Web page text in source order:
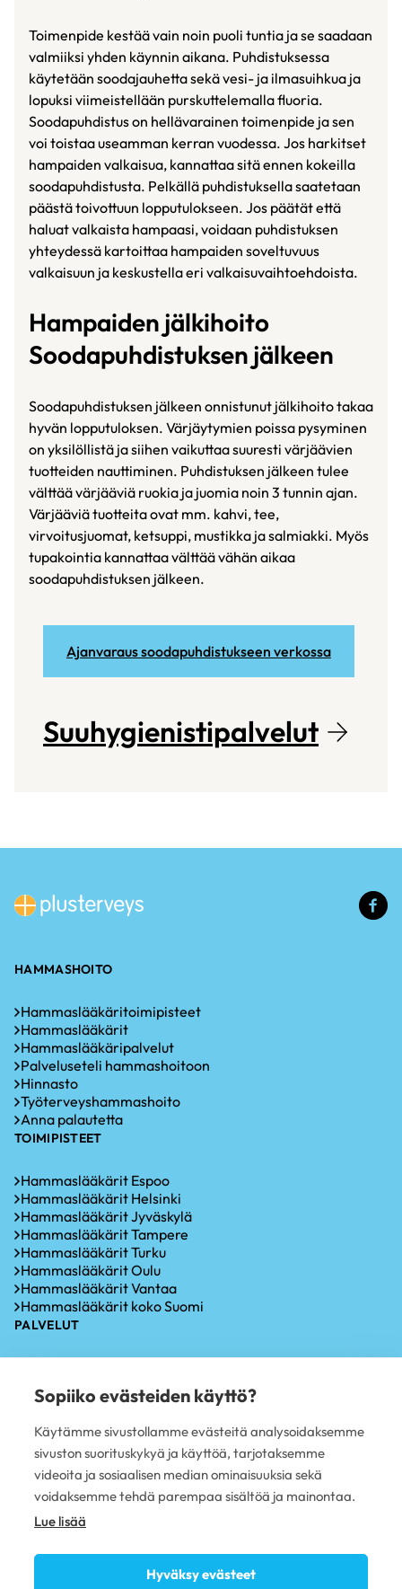
Toimenpide kestää vain noin puoli tuntia ja se saadaan
valmiiksi yhden käynnin aikana. Puhdistuksessa
käytetään soodajauhetta sekä vesi- ja ilmasuihkua ja
lopuksi viimeistellään purskuttelemalla fluoria.
Soodapuhdistus on hellävarainen toimenpide ja sen
voi toistaa useamman kerran vuodessa. Jos harkitset
hampaiden valkaisua, kannattaa sitä ennen kokeilla
soodapuhdistusta. Pelkällä puhdistuksella saatetaan
päästä toivottuun lopputulokseen. Jos päätät että
haluat valkaista hampaasi, voidaan puhdistuksen
yhteydessä kartoittaa hampaiden soveltuvuus
valkaisuun ja keskustella eri valkaisuvaihtoehdoista.
Hampaiden jälkihoito
Soodapuhdistuksen jälkeen
Soodapuhdistuksen jälkeen onnistunut jälkihoito takaa
hyvän lopputuloksen. Värjäytymien poissa pysyminen
on yksilöllistä ja siihen vaikuttaa suuresti värjäävien
tuotteiden nauttiminen. Puhdistuksen jälkeen tulee
välttää värjääviä ruokia ja juomia noin 3 tunnin ajan.
Värjääviä tuotteita ovat mm. kahvi, tee,
virvoitusjuomat, ketsuppi, mustikka ja salmiakki. Myös
tupakointia kannattaa välttää vähän aikaa
soodapuhdistuksen jälkeen.
Ajanvaraus soodapuhdistukseen verkossa
Suuhygienistipalvelut
HAMMASHOITO
Hammaslääkäritoimipisteet
Hammaslääkärit
Hammaslääkäripalvelut
Palveluseteli hammashoitoon
Hinnasto
Työterveyshammashoito
Anna palautetta
TOIMIPISTEET
Hammaslääkärit Espoo
Hammaslääkärit Helsinki
Hammaslääkärit Jyväskylä
Hammaslääkärit Tampere
Hammaslääkärit Turku
Hammaslääkärit Oulu
Hammaslääkärit Vantaa
Hammaslääkärit koko Suomi
PALVELUT
Iensairauksien hoito
Hammaskiven poisto
Oikomishoito
Hammasimplantti
Hampaiden paikkaus
Hampaan poisto
Avoimet työpaikat
Sopiiko evästeiden käyttö?
Käytämme sivustollamme evästeitä analysoidaksemme
sivuston suorituskykyä ja käyttöä, tarjotaksemme
videoita ja sosiaalisen median ominaisuuksia sekä
voidaksemme tehdä parempaa sisältöä ja mainontaa.
Lue lisää
Hyväksy evästeet